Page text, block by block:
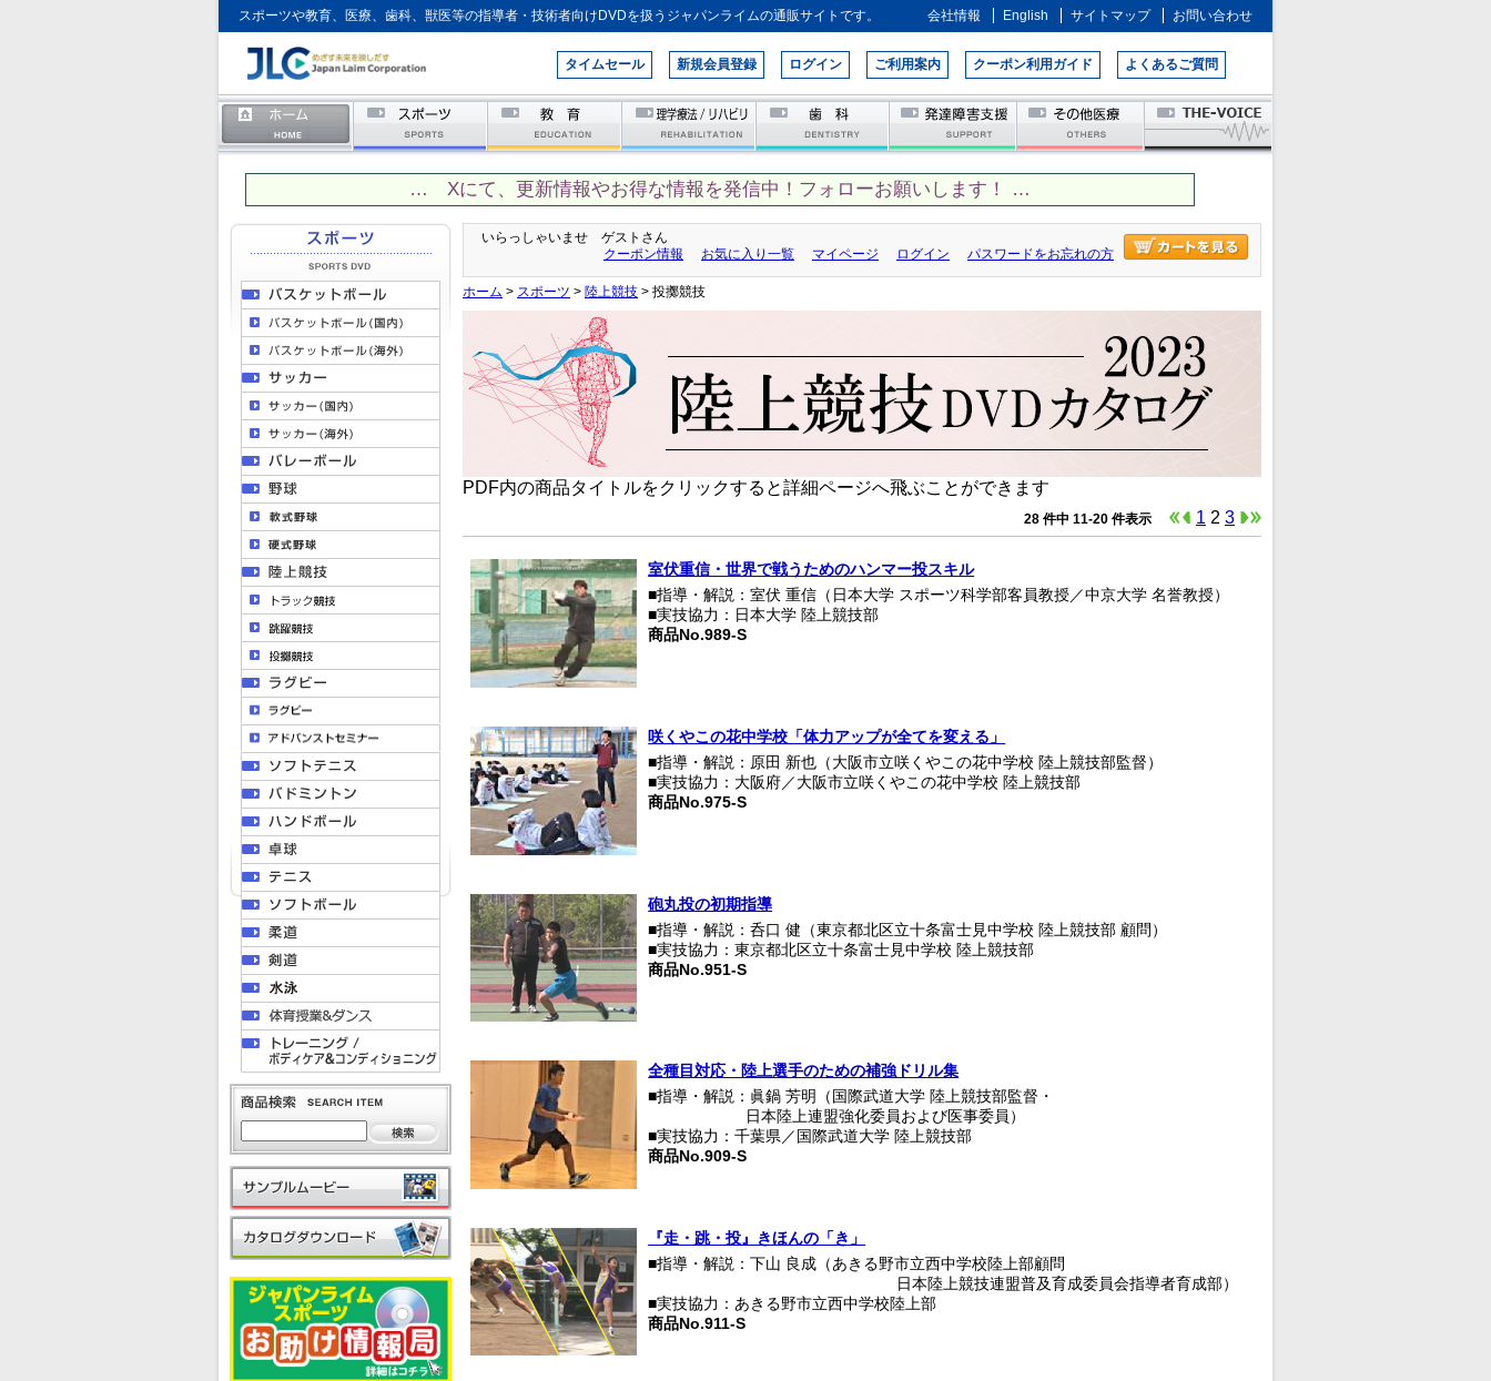
スポーツや教育、医療、歯科、獣医等の指導者・技術者向けDVDを扱うジャパンライムの通販サイトです。 会社情報 English サイトマップ お問い合わせ
タイムセール 新規会員登録 ログイン ご利用案内 クーポン利用ガイド よくあるご質問
… Xにて、更新情報やお得な情報を発信中！フォローお願いします！ …
いらっしゃいませ ゲストさん
クーポン情報
お気に入り一覧 マイページ ログイン パスワードをお忘れの方
ホーム > スポーツ > 陸上競技 > 投擲競技
PDF内の商品タイトルをクリックすると詳細ページへ飛ぶことができます
28 件中 11-20 件表示 1 2 3
室伏重信・世界で戦うためのハンマー投スキル
■指導・解説：室伏 重信（日本大学 スポーツ科学部客員教授／中京大学 名誉教授）
■実技協力：日本大学 陸上競技部
商品No.989-S
咲くやこの花中学校「体力アップが全てを変える」
■指導・解説：原田 新也（大阪市立咲くやこの花中学校 陸上競技部監督）
■実技協力：大阪府／大阪市立咲くやこの花中学校 陸上競技部
商品No.975-S
砲丸投の初期指導
■指導・解説：呑口 健（東京都北区立十条富士見中学校 陸上競技部 顧問）
■実技協力：東京都北区立十条富士見中学校 陸上競技部
商品No.951-S
全種目対応・陸上選手のための補強ドリル集
■指導・解説：眞鍋 芳明（国際武道大学 陸上競技部監督・
日本陸上連盟強化委員および医事委員）
■実技協力：千葉県／国際武道大学 陸上競技部
商品No.909-S
『走・跳・投』きほんの「き」
■指導・解説：下山 良成（あきる野市立西中学校陸上部顧問
日本陸上競技連盟普及育成委員会指導者育成部）
■実技協力：あきる野市立西中学校陸上部
商品No.911-S